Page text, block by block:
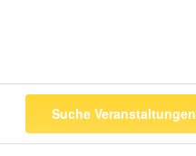
Suche Veranstaltungen